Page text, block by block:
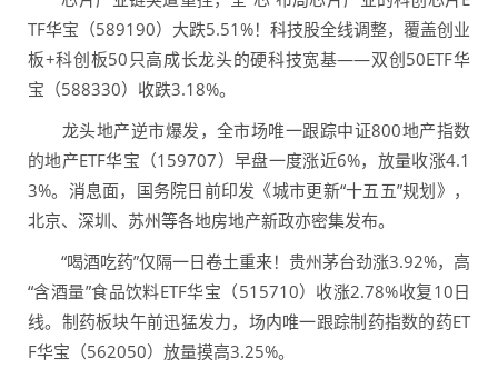
TF华宝（589190）大跌5.51%！科技股全线调整，覆盖创业
板+科创板50只高成长龙头的硬科技宽基——双创50ETF华
宝（588330）收跌3.18%。
龙头地产逆市爆发，全市场唯一跟踪中证800地产指数
的地产ETF华宝（159707）早盘一度涨近6%，放量收涨4.1
3%。消息面，国务院日前印发《城市更新“十五五”规划》，
北京、深圳、苏州等各地房地产新政亦密集发布。
“喝酒吃药”仅隔一日卷土重来！贵州茅台劲涨3.92%，高
“含酒量”食品饮料ETF华宝（515710）收涨2.78%收复10日
线。制药板块午前迅猛发力，场内唯一跟踪制药指数的药ET
F华宝（562050）放量摸高3.25%。